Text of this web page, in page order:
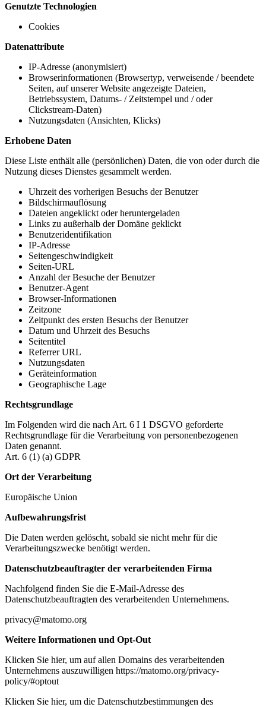
Genutzte Technologien
Cookies
Datenattribute
IP-Adresse (anonymisiert)
Browserinformationen (Browsertyp, verweisende / beendete
Seiten, auf unserer Website angezeigte Dateien,
Betriebssystem, Datums- / Zeitstempel und / oder
Clickstream-Daten)
Nutzungsdaten (Ansichten, Klicks)
Erhobene Daten
Diese Liste enthält alle (persönlichen) Daten, die von oder durch die
Nutzung dieses Dienstes gesammelt werden.
Uhrzeit des vorherigen Besuchs der Benutzer
Bildschirmauflösung
Dateien angeklickt oder heruntergeladen
Links zu außerhalb der Domäne geklickt
Benutzeridentifikation
IP-Adresse
Seitengeschwindigkeit
Seiten-URL
Anzahl der Besuche der Benutzer
Benutzer-Agent
Browser-Informationen
Zeitzone
Zeitpunkt des ersten Besuchs der Benutzer
Datum und Uhrzeit des Besuchs
Seitentitel
Referrer URL
Nutzungsdaten
Geräteinformation
Geographische Lage
Rechtsgrundlage
Im Folgenden wird die nach Art. 6 I 1 DSGVO geforderte
Rechtsgrundlage für die Verarbeitung von personenbezogenen
Daten genannt.
Art. 6 (1) (a) GDPR
Ort der Verarbeitung
Europäische Union
Aufbewahrungsfrist
Die Daten werden gelöscht, sobald sie nicht mehr für die
Verarbeitungszwecke benötigt werden.
Datenschutzbeauftragter der verarbeitenden Firma
Nachfolgend finden Sie die E-Mail-Adresse des
Datenschutzbeauftragten des verarbeitenden Unternehmens.
privacy@matomo.org
Weitere Informationen und Opt-Out
Klicken Sie hier, um auf allen Domains des verarbeitenden
Unternehmens auszuwilligen https://matomo.org/privacy-
policy/#optout
Klicken Sie hier, um die Datenschutzbestimmungen des